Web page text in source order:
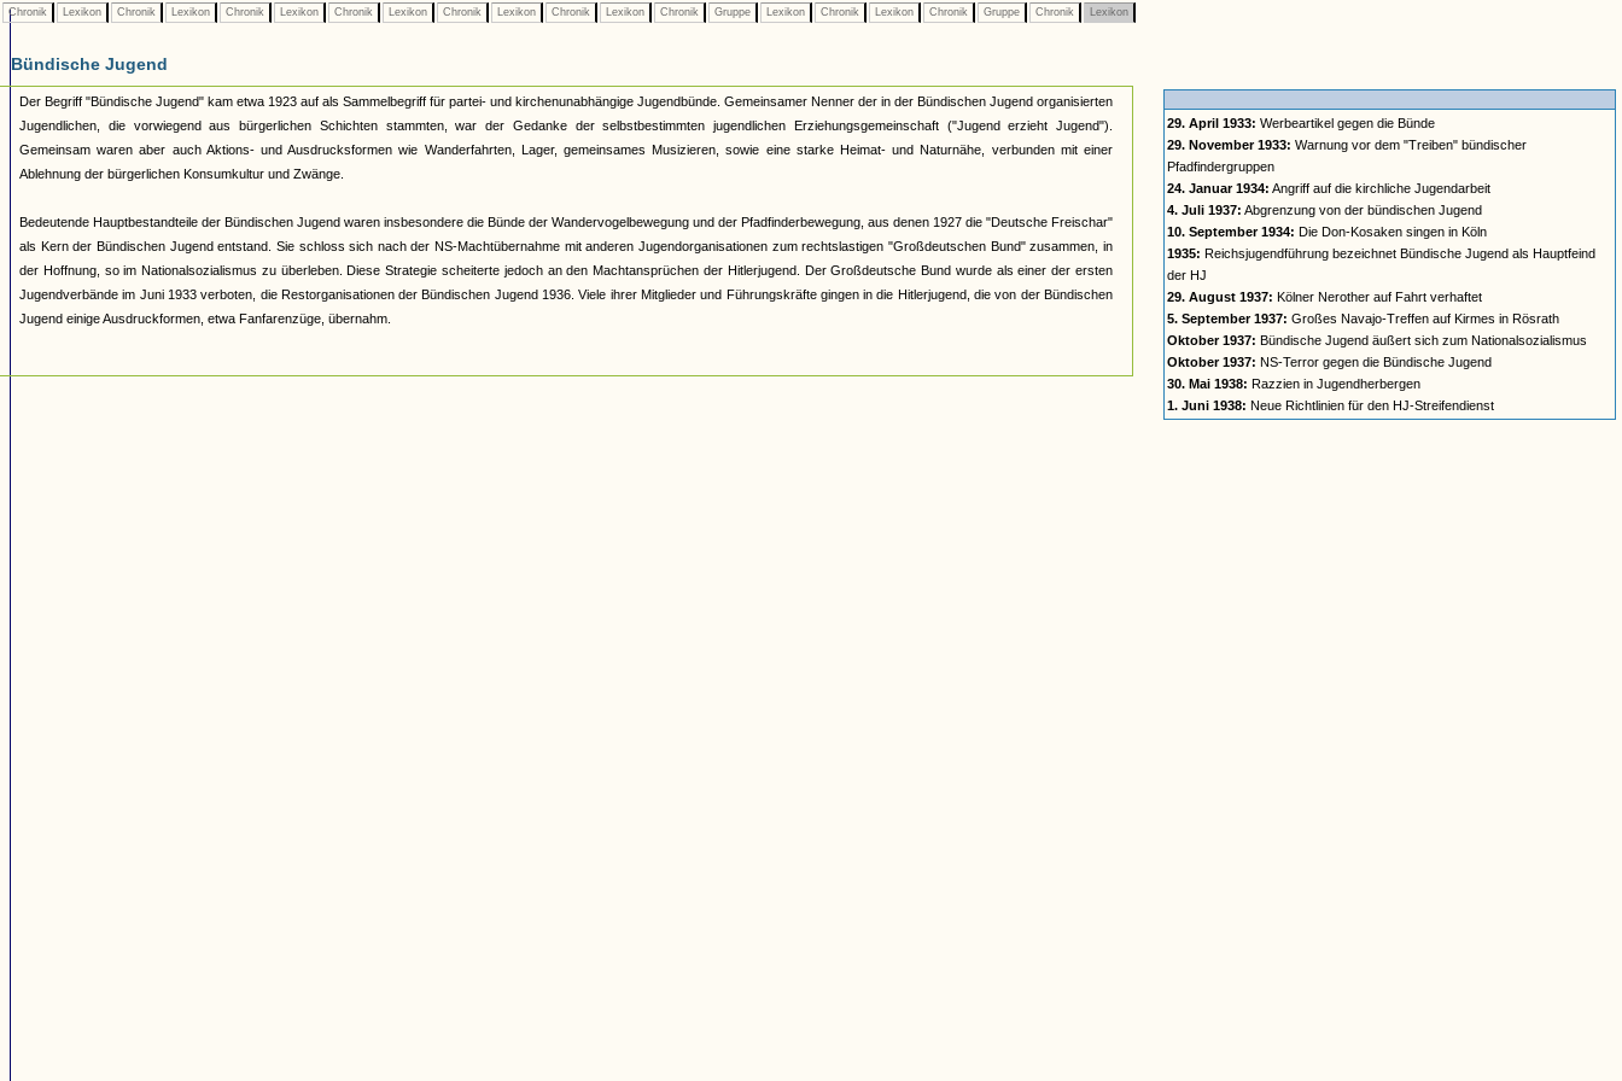
Chronik Lexikon Chronik Lexikon Chronik Lexikon Chronik Lexikon Chronik Lexikon Chronik Lexikon Chronik Gruppe Lexikon Chronik Lexikon Chronik Gruppe Chronik Lexikon
Bündische Jugend
Der Begriff "Bündische Jugend" kam etwa 1923 auf als Sammelbegriff für partei- und kirchenunabhängige Jugendbünde. Gemeinsamer Nenner der in der Bündischen Jugend organisierten
Jugendlichen, die vorwiegend aus bürgerlichen Schichten stammten, war der Gedanke der selbstbestimmten jugendlichen Erziehungsgemeinschaft ("Jugend erzieht Jugend").
Gemeinsam waren aber auch Aktions- und Ausdrucksformen wie Wanderfahrten, Lager, gemeinsames Musizieren, sowie eine starke Heimat- und Naturnähe, verbunden mit einer
Ablehnung der bürgerlichen Konsumkultur und Zwänge.
Bedeutende Hauptbestandteile der Bündischen Jugend waren insbesondere die Bünde der Wandervogelbewegung und der Pfadfinderbewegung, aus denen 1927 die "Deutsche Freischar"
als Kern der Bündischen Jugend entstand. Sie schloss sich nach der NS-Machtübernahme mit anderen Jugendorganisationen zum rechtslastigen "Großdeutschen Bund" zusammen, in
der Hoffnung, so im Nationalsozialismus zu überleben. Diese Strategie scheiterte jedoch an den Machtansprüchen der Hitlerjugend. Der Großdeutsche Bund wurde als einer der ersten
Jugendverbände im Juni 1933 verboten, die Restorganisationen der Bündischen Jugend 1936. Viele ihrer Mitglieder und Führungskräfte gingen in die Hitlerjugend, die von der Bündischen
Jugend einige Ausdruckformen, etwa Fanfarenzüge, übernahm.
29. April 1933: Werbeartikel gegen die Bünde
29. November 1933: Warnung vor dem "Treiben" bündischer
Pfadfindergruppen
24. Januar 1934: Angriff auf die kirchliche Jugendarbeit
4. Juli 1937: Abgrenzung von der bündischen Jugend
10. September 1934: Die Don-Kosaken singen in Köln
1935: Reichsjugendführung bezeichnet Bündische Jugend als Hauptfeind
der HJ
29. August 1937: Kölner Nerother auf Fahrt verhaftet
5. September 1937: Großes Navajo-Treffen auf Kirmes in Rösrath
Oktober 1937: Bündische Jugend äußert sich zum Nationalsozialismus
Oktober 1937: NS-Terror gegen die Bündische Jugend
30. Mai 1938: Razzien in Jugendherbergen
1. Juni 1938: Neue Richtlinien für den HJ-Streifendienst